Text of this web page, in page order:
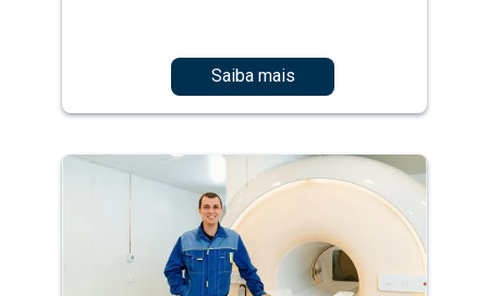
Saiba mais